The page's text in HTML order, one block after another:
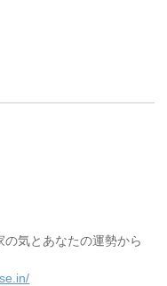
気とあなたの運勢から